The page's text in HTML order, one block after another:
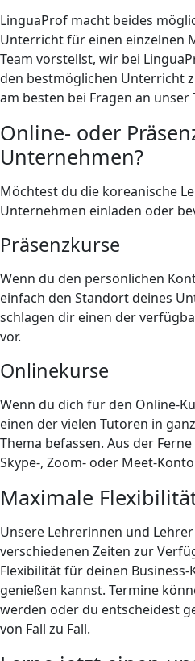
LinguaProf macht beides
Unterricht für einen einzelnen
Team vorstellst, wir bei
den bestmöglichen Unterricht
am besten bei Fragen an unser
Online- oder
Unternehmen?
Möchtest du die koreanische
Unternehmen einladen oder
Präsenzkurse
Wenn du den persönlichen
einfach den Standort deines
schlagen dir einen der
vor.
Onlinekurse
Wenn du dich für den Online-
einen der vielen Tutoren in
Thema befassen. Aus der
Skype-, Zoom- oder Meet-
Maximale
Unsere Lehrerinnen und
verschiedenen Zeiten zur
Flexibilität für deinen
genießen kannst. Termine
werden oder du entscheidest
von Fall zu Fall.